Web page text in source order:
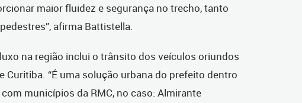
maior fluidez e segurança no trecho, tanto
afirma Battistella.
na região inclui o trânsito dos veículos oriundos
Curitiba. “É uma solução urbana do prefeito dentro
municípios da RMC, no caso: Almirante